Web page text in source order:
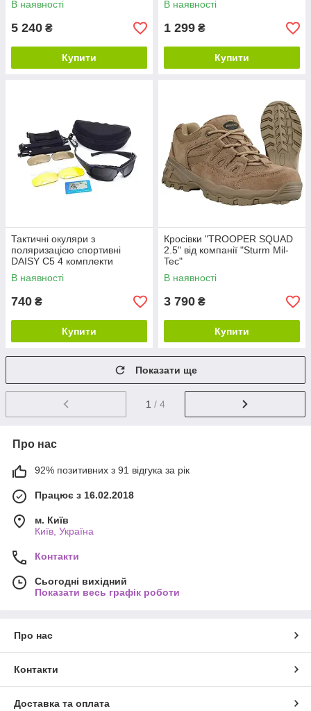
В наявності
5 240 ₴
Купити
В наявності
1 299 ₴
Купити
Тактичні окуляри з
поляризацією спортивні
DAISY С5 4 комплекти
змінних лінз чохол
В наявності
740 ₴
Купити
Кросівки "TROOPER SQUAD
2.5" від компанії "Sturm Mil-
Tec"
В наявності
3 790 ₴
Купити
Показати ще
1 / 4
Про нас
92% позитивних з 91 відгука за рік
Працює з 16.02.2018
м. Київ
Київ, Україна
Контакти
Сьогодні вихідний
Показати весь графік роботи
Про нас
Контакти
Доставка та оплата